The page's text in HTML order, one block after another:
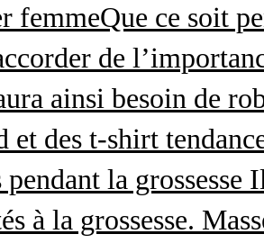
femmeQue ce soit
de
ainsi besoin de
et des t-shirt
pendant la
à la grossesse.